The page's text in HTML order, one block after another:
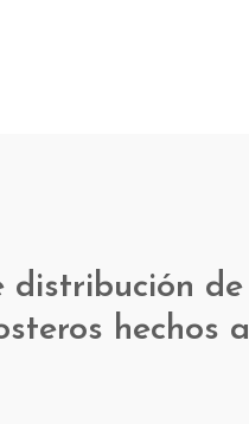
distribución de
hechos a